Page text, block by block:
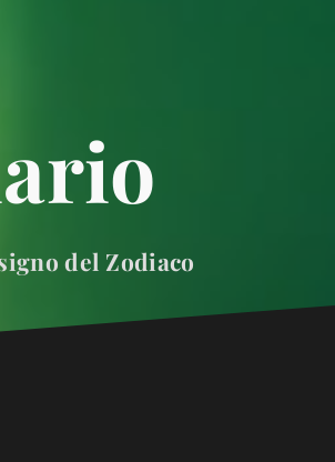
del Zodiaco